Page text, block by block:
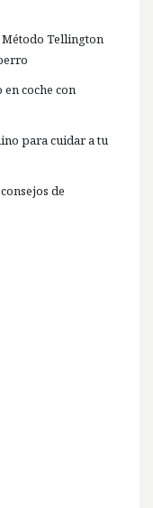
Método Tellington
coche con
para cuidar a tu
de